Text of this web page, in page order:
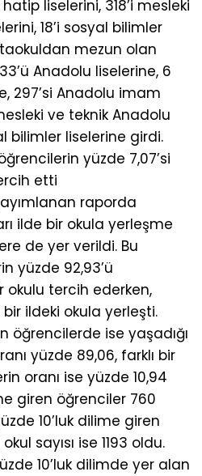
liselerini, 318’i mesleki
18’i sosyal bilimler
mezun olan
Anadolu liselerine, 6
297’si Anadolu imam
ve teknik Anadolu
bilimler liselerine girdi.
yüzde 7,07’si
etti
raporda
ilde bir okula yerleşme
de yer verildi. Bu
yüzde 92,93’ü
okulu tercih ederken,
bir ildeki okula yerleşti.
öğrencilerde ise yaşadığı
yüzde 89,06, farklı bir
oranı ise yüzde 10,94
giren öğrenciler 760
10’luk dilime giren
sayısı ise 1193 oldu.
10’luk dilimde yer alan